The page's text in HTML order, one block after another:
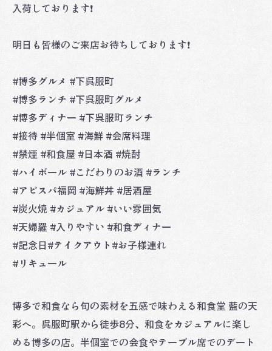
入荷しております❗️
明日も皆様のご来店お待ちしております❗️
#博多グルメ #下呉服町
#博多ランチ #下呉服町グルメ
#博多ディナー #下呉服町ランチ
#接待 #半個室 #海鮮 #会席料理
#禁煙 #和食屋 #日本酒 #焼酎
#ハイボール #こだわりのお酒 #ランチ
#アビスパ福岡 #海鮮丼 #居酒屋
#炭火焼 #カジュアル #いい雰囲気
#天婦羅 #入りやすい #和食ディナー
#記念日#テイクアウト#お子様連れ
#リキュール
博多で和食なら旬の素材を五感で味わえる和食堂 藍の天
彩へ。呉服町駅から徒歩8分、和食をカジュアルに楽し
める博多の店。半個室での会食やテーブル席でのデート